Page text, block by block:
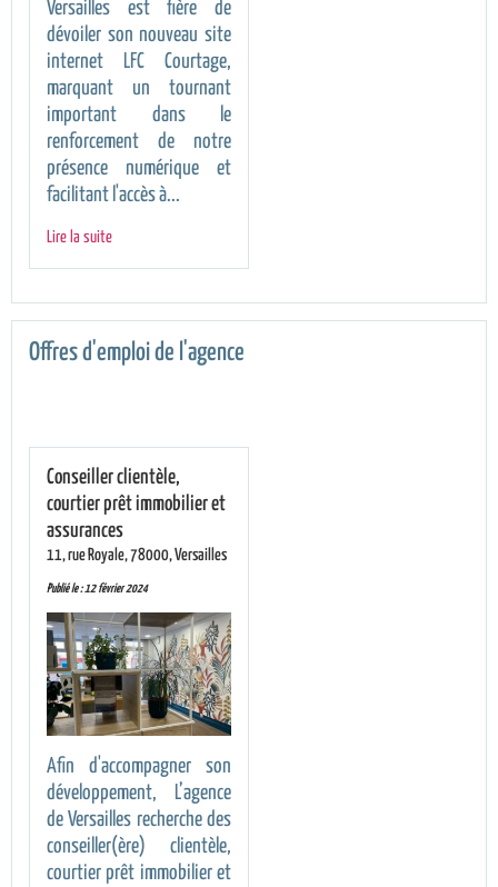
Versailles est fière de
dévoiler son nouveau site
internet LFC Courtage,
marquant un tournant
important dans le
renforcement de notre
présence numérique et
facilitant l'accès à...
Lire la suite
Offres d'emploi de l'agence
Conseiller clientèle,
courtier prêt immobilier et
assurances
11, rue Royale, 78000, Versailles
Publié le : 12 février 2024
Afin d'accompagner son
développement, L’agence
de Versailles recherche des
conseiller(ère) clientèle,
courtier prêt immobilier et